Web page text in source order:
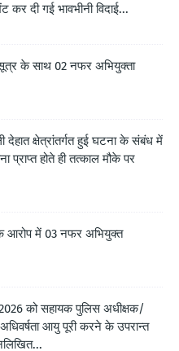
कर दी गई भावभीनी विदाई...
के साथ 02 नफर अभियुक्ता
देहात क्षेत्रांतर्गत हुई घटना के संबंध में
प्राप्त होते ही तत्काल मौके पर
आरोप में 03 नफर अभियुक्त
को सहायक पुलिस अधीक्षक/
अधिवर्षता आयु पूरी करने के उपरान्त